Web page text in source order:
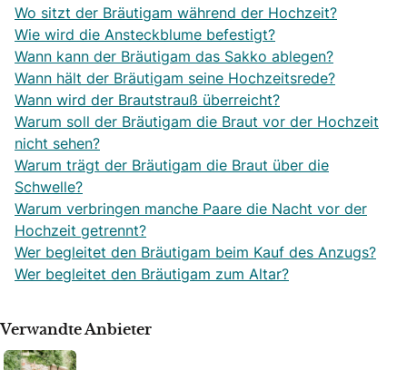
Wo sitzt der Bräutigam während der Hochzeit?
Wie wird die Ansteckblume befestigt?
Wann kann der Bräutigam das Sakko ablegen?
Wann hält der Bräutigam seine Hochzeitsrede?
Wann wird der Brautstrauß überreicht?
Warum soll der Bräutigam die Braut vor der Hochzeit
nicht sehen?
Warum trägt der Bräutigam die Braut über die
Schwelle?
Warum verbringen manche Paare die Nacht vor der
Hochzeit getrennt?
Wer begleitet den Bräutigam beim Kauf des Anzugs?
Wer begleitet den Bräutigam zum Altar?
Verwandte Anbieter